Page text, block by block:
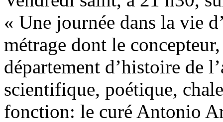
« Une journée dans la vie
métrage dont le
département d’histoire de
scientifique, poétique,
fonction: le curé Antonio